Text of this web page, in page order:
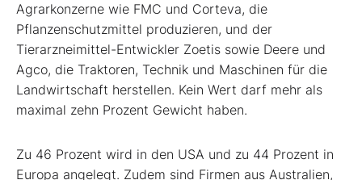
Agrarkonzerne wie FMC und Corteva, die
Pflanzenschutzmittel produzieren, und der
Tierarzneimittel-Entwickler Zoetis sowie Deere und
Agco, die Traktoren, Technik und Maschinen für die
Landwirtschaft herstellen. Kein Wert darf mehr als
maximal zehn Prozent Gewicht haben.
Zu 46 Prozent wird in den USA und zu 44 Prozent in
Europa angelegt. Zudem sind Firmen aus Australien,